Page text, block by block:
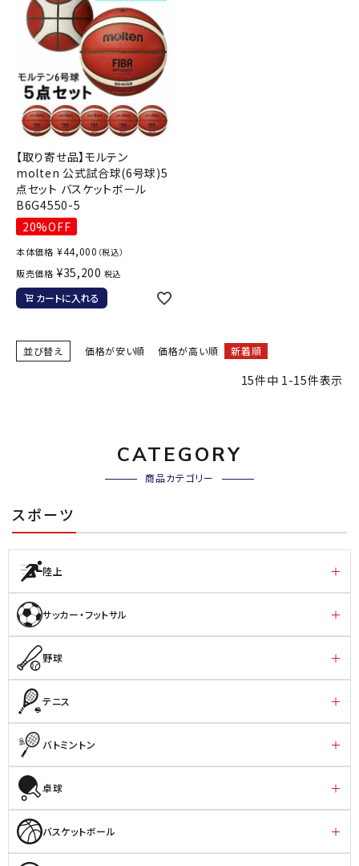
【取り寄せ品】モルテン
molten 公式試合球(6号球)5
点セット バスケットボール
B6G4550-5
20%OFF
本体価格 ¥44,000 （税込）
販売価格 ¥35,200 税込
カートに入れる
並び替え 価格が安い順 価格が高い順 新着順
15件中 1-15件表示
CATEGORY
商品カテゴリー
スポーツ
陸上
サッカー・フットサル
野球
テニス
バトミントン
卓球
バスケットボール